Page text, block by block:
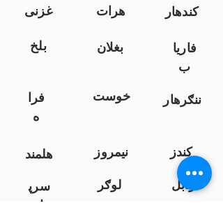
غزنی هرات
کندهار
بلخ
بغلان
فاریا
ب
فرا
ه
خوست ننګرهار
هلمند نیمروز
کندز
سرپ
ل
لوګر زابل